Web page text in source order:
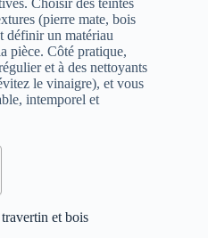
Choisir des teintes
(pierre mate, bois
définir un matériau
pièce. Côté pratique,
et à des nettoyants
le vinaigre), et vous
intemporel et
et bois